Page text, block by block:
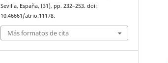
Sevilla, España, (31), pp. 232–253. doi:
10.46661/atrio.11178.
Más formatos de cita